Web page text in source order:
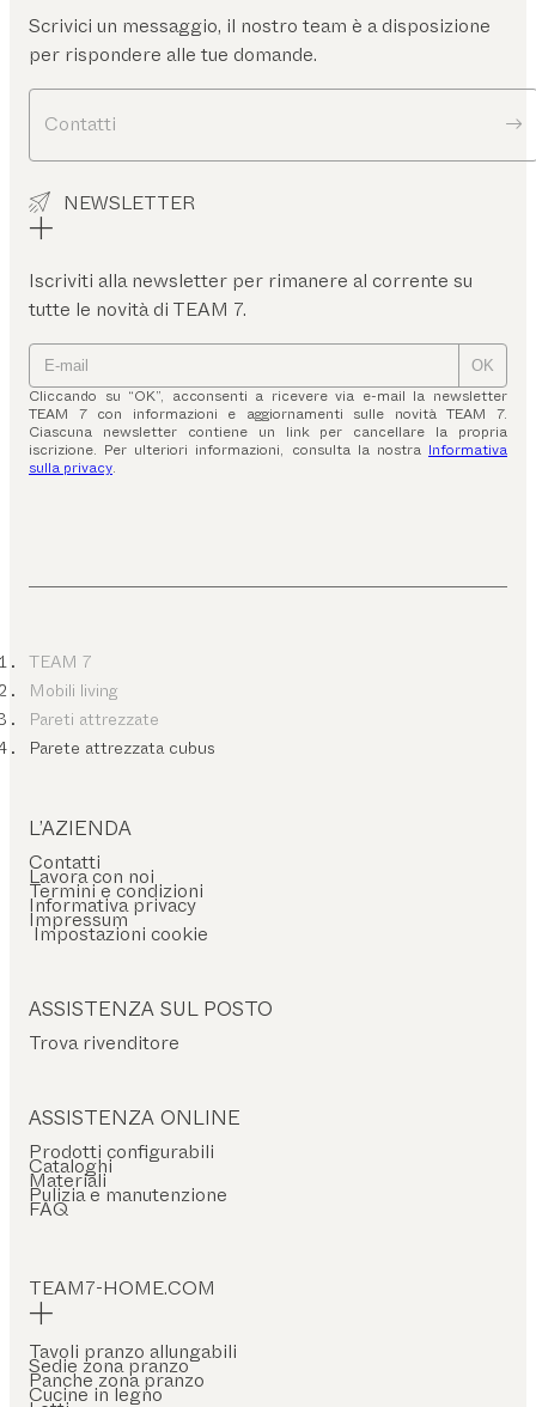
Scrivici un messaggio, il nostro team è a disposizione
per rispondere alle tue domande.
Contatti
NEWSLETTER
Iscriviti alla newsletter per rimanere al corrente su
tutte le novità di TEAM 7.
OK
Cliccando su “OK”, acconsenti a ricevere via e-mail la newsletter
TEAM 7 con informazioni e aggiornamenti sulle novità TEAM 7.
Ciascuna newsletter contiene un link per cancellare la propria
iscrizione. Per ulteriori informazioni, consulta la nostra Informativa
sulla privacy.
TEAM 7
Mobili living
Pareti attrezzate
Parete attrezzata cubus
L’AZIENDA
Contatti
Lavora con noi
Termini e condizioni
Informativa privacy
Impressum
Impostazioni cookie
ASSISTENZA SUL POSTO
Trova rivenditore
ASSISTENZA ONLINE
Prodotti configurabili
Cataloghi
Materiali
Pulizia e manutenzione
FAQ
TEAM7-HOME.COM
Tavoli pranzo allungabili
Sedie zona pranzo
Panche zona pranzo
Cucine in legno